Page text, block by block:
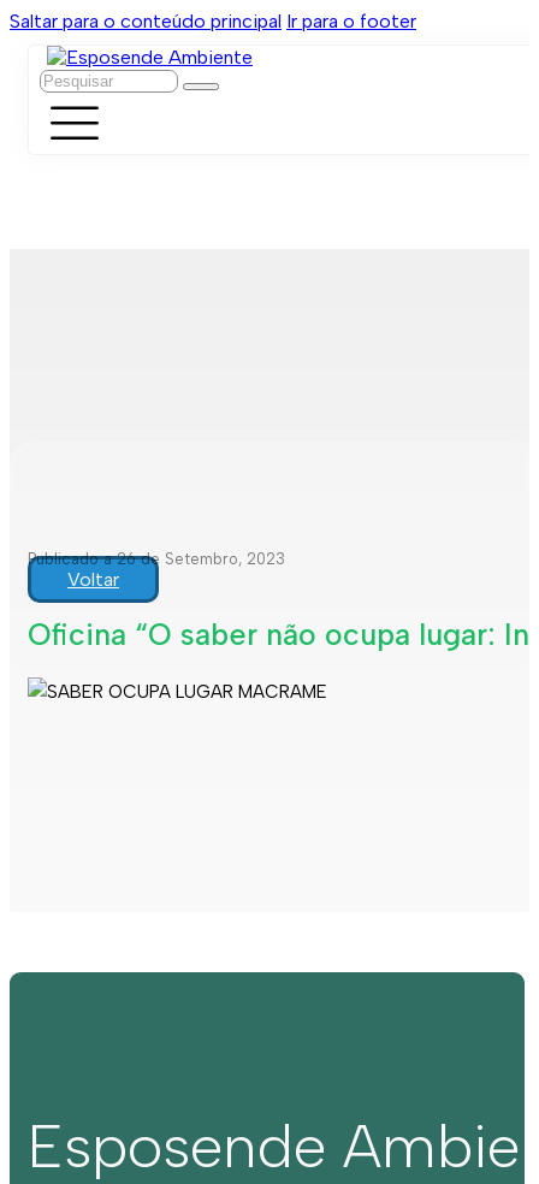
Saltar para o conteúdo principal Ir para o footer
Pesquisar
Publicado a 26 de Setembro, 2023
Voltar
Oficina “O saber não ocupa lugar:
Esposende